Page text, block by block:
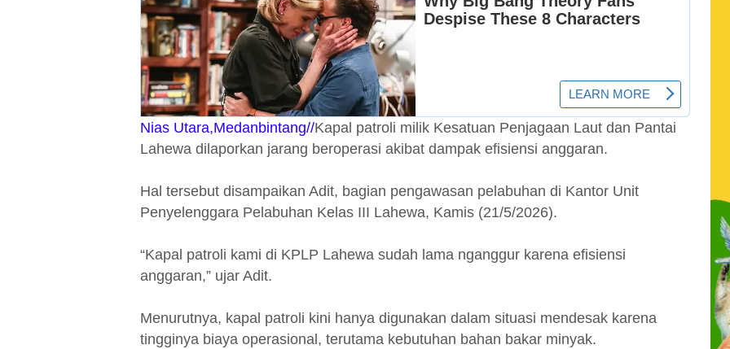
Nias Utara,Medanbintang//Kapal patroli milik Kesatuan Penjagaan Laut dan Pantai
Lahewa dilaporkan jarang beroperasi akibat dampak efisiensi anggaran.
Hal tersebut disampaikan Adit, bagian pengawasan pelabuhan di Kantor Unit
Penyelenggara Pelabuhan Kelas III Lahewa, Kamis (21/5/2026).
“Kapal patroli kami di KPLP Lahewa sudah lama nganggur karena efisiensi
anggaran,” ujar Adit.
Menurutnya, kapal patroli kini hanya digunakan dalam situasi mendesak karena
tingginya biaya operasional, terutama kebutuhan bahan bakar minyak.